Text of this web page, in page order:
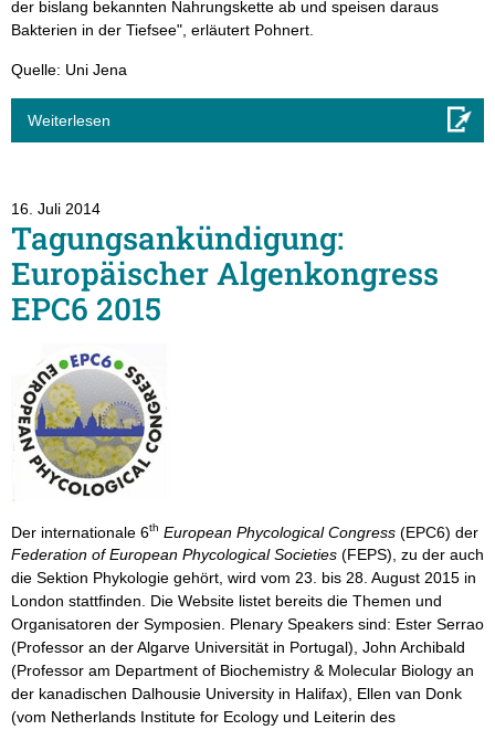
der bislang bekannten Nahrungskette ab und speisen daraus
Bakterien in der Tiefsee", erläutert Pohnert.
Quelle: Uni Jena
Weiterlesen
16. Juli 2014
Tagungsankündigung:
Europäischer Algenkongress
EPC6 2015
Der internationale 6th European Phycological Congress (EPC6) der
Federation of European Phycological Societies (FEPS), zu der auch
die Sektion Phykologie gehört, wird vom 23. bis 28. August 2015 in
London stattfinden. Die Website listet bereits die Themen und
Organisatoren der Symposien. Plenary Speakers sind: Ester Serrao
(Professor an der Algarve Universität in Portugal), John Archibald
(Professor am Department of Biochemistry & Molecular Biology an
der kanadischen Dalhousie University in Halifax), Ellen van Donk
(vom Netherlands Institute for Ecology und Leiterin des